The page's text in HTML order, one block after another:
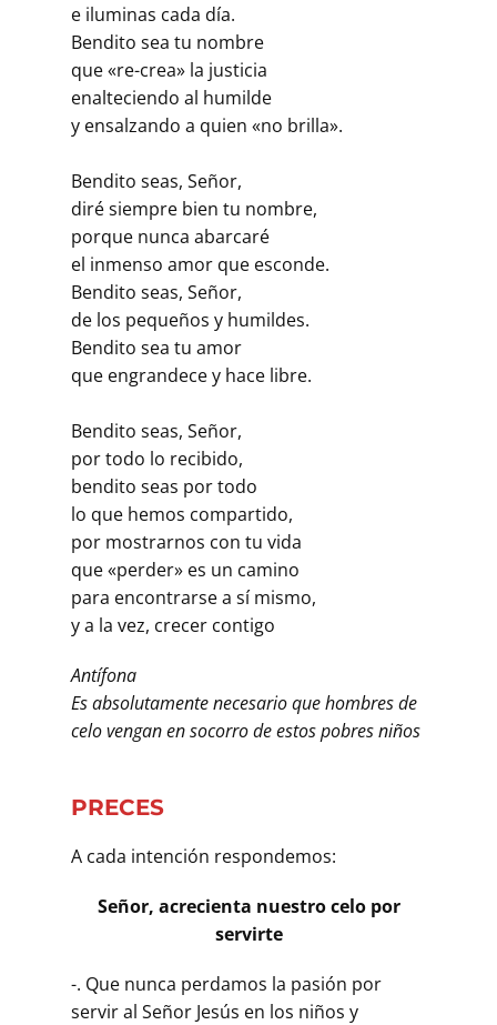
e iluminas cada día.
Bendito sea tu nombre
que «re-crea» la justicia
enalteciendo al humilde
y ensalzando a quien «no brilla».
Bendito seas, Señor,
diré siempre bien tu nombre,
porque nunca abarcaré
el inmenso amor que esconde.
Bendito seas, Señor,
de los pequeños y humildes.
Bendito sea tu amor
que engrandece y hace libre.
Bendito seas, Señor,
por todo lo recibido,
bendito seas por todo
lo que hemos compartido,
por mostrarnos con tu vida
que «perder» es un camino
para encontrarse a sí mismo,
y a la vez, crecer contigo
Antífona
Es absolutamente necesario que hombres de
celo vengan en socorro de estos pobres niños
PRECES
A cada intención respondemos:
Señor, acrecienta nuestro celo por
servirte
-. Que nunca perdamos la pasión por
servir al Señor Jesús en los niños y